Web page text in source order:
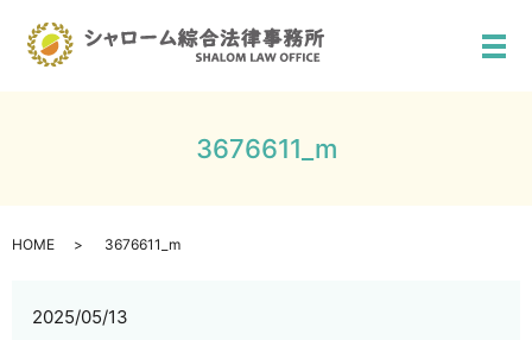
メ
3676611_m
HOME 3676611_m
2025/05/13